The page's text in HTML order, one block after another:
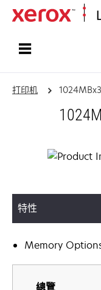
打印机
特性
Memory
總覽